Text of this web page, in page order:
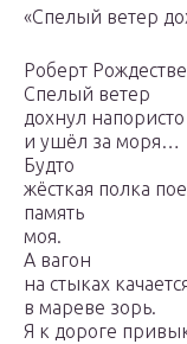
«Спелый ветер
Роберт
Спелый ветер
дохнул напористо
и ушёл за моря…
Будто
жёсткая полка
память
моя.
А вагон
на стыках
в мареве зорь.
Я к дороге